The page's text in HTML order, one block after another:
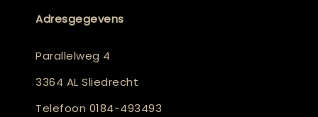
Adresgegevens
Parallelweg 4
3364 AL Sliedrecht
Telefoon 0184-493493